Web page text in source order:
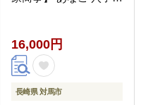
発送 最速発送 最短発送
16,000円
長崎県 対馬市